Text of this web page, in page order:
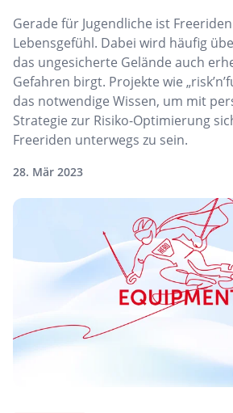
Gerade für Jugendliche ist
Lebensgefühl. Dabei wird häufig
das ungesicherte Gelände auch
Gefahren birgt. Projekte wie
das notwendige Wissen, um mit
Strategie zur Risiko-Optimierung
Freeriden unterwegs zu sein.
28. Mär 2023